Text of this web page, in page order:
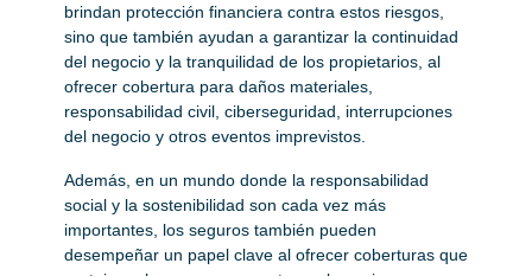
brindan protección financiera contra estos riesgos,
sino que también ayudan a garantizar la continuidad
del negocio y la tranquilidad de los propietarios, al
ofrecer cobertura para daños materiales,
responsabilidad civil, ciberseguridad, interrupciones
del negocio y otros eventos imprevistos.
Además, en un mundo donde la responsabilidad
social y la sostenibilidad son cada vez más
importantes, los seguros también pueden
desempeñar un papel clave al ofrecer coberturas que